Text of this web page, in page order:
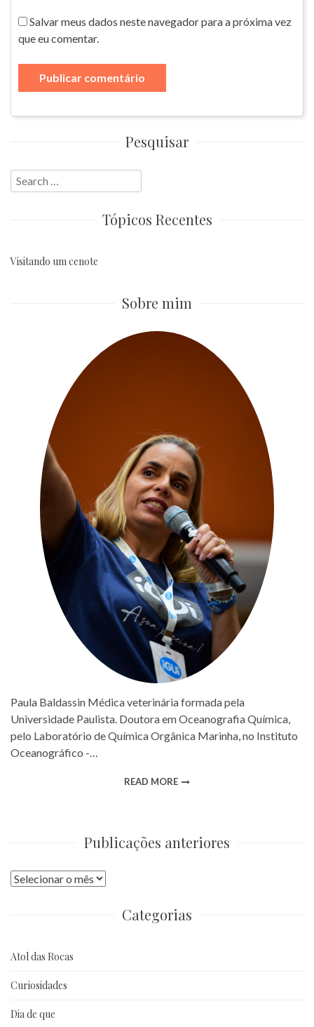
Salvar meus dados neste navegador para a próxima vez
que eu comentar.
Pesquisar
Search
for:
Tópicos Recentes
Visitando um cenote
Sobre mim
Paula Baldassin Médica veterinária formada pela
Universidade Paulista. Doutora em Oceanografia Química,
pelo Laboratório de Química Orgânica Marinha, no Instituto
Oceanográfico -…
READ MORE
Publicações anteriores
Publicações
Categorias
Atol das Rocas
Curiosidades
Dia de que